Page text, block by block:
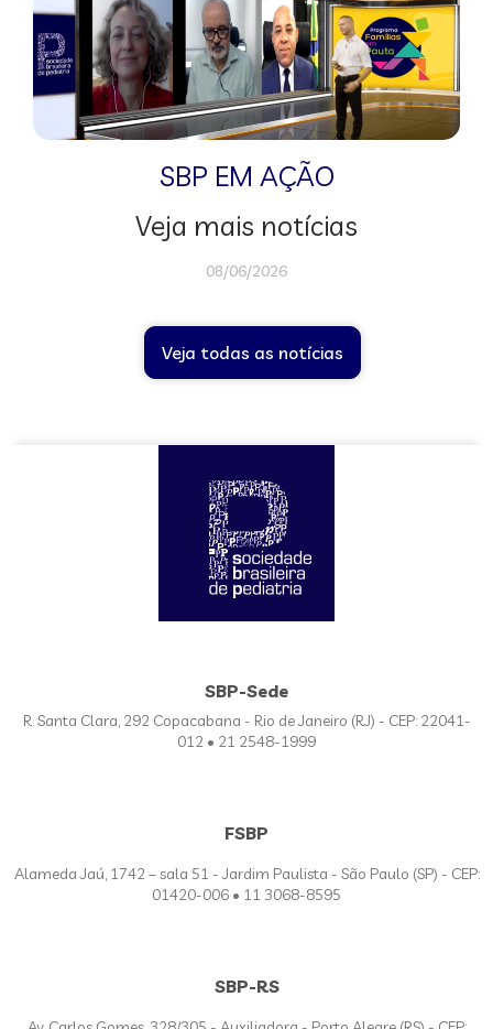
SBP EM AÇÃO
Veja mais notícias
08/06/2026
Veja todas as notícias
SBP-Sede
R. Santa Clara, 292 Copacabana - Rio de Janeiro (RJ) - CEP: 22041-
012 • 21 2548-1999
FSBP
Alameda Jaú, 1742 – sala 51 - Jardim Paulista - São Paulo (SP) - CEP:
01420-006 • 11 3068-8595
SBP-RS